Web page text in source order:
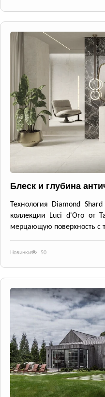
Блеск и глубина
Технология Diamond
коллекции Luci d'Oro от
мерцающую поверхность с
Новинки 50